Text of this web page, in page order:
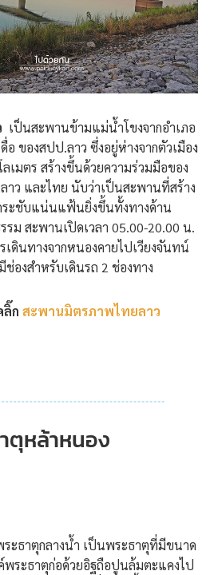
เป็นสะพานข้ามแม่น้ำโขงจากอำเภอ
อ ของสปป.ลาว ซึ่งอยู่ห่างจากตัวเมือง
เมตร สร้างขึ้นด้วยความร่วมมือของ
าว และไทย นับว่าเป็นสะพานที่สร้าง
ระชับแน่นแฟ้นยิ่งขึ้นทั้งทางด้าน
รม สะพานเปิดเวลา 05.00-20.00 น.
ดินทางจากหนองคายไปเวียงจันทน์
องสำหรับเดินรถ 2 ช่องทาง
ก สะพานมิตรภาพไทยลาว
ตุหล้าหนอง
ะธาตุกลางน้ำ เป็นพระธาตุที่มีขนาด
ระธาตุก่อด้วยอิฐถือปูนล้มตะแคงไป